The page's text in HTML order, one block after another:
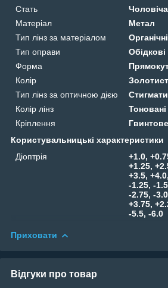
Стать
Чоловіча
Матеріал
Метал
Тип лінз за матеріалом
Органічні
Тип оправи
Обідкові
Форма
Колір
Тип лінз за оптичною дією
Колір лінз
Тоновані
Кріплення
Гвинтове
Користувальницькі характеристики
Діоптрія
+1.0,
+1.25,
+3.5,
-1.25, -
-2.75, -
+3.75,
-5.5, -6.0
Приховати
Відгуки про товар